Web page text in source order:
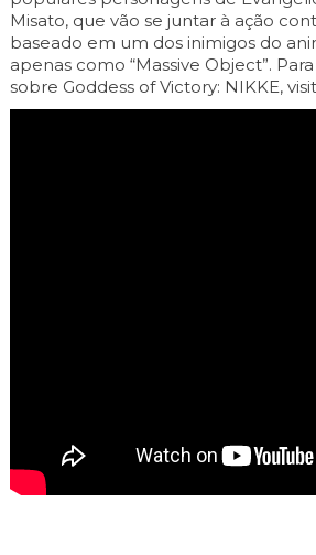
Misato, que vão se juntar à ação
baseado em um dos inimigos do
apenas como “Massive Object”.
sobre Goddess of Victory: NIKKE,